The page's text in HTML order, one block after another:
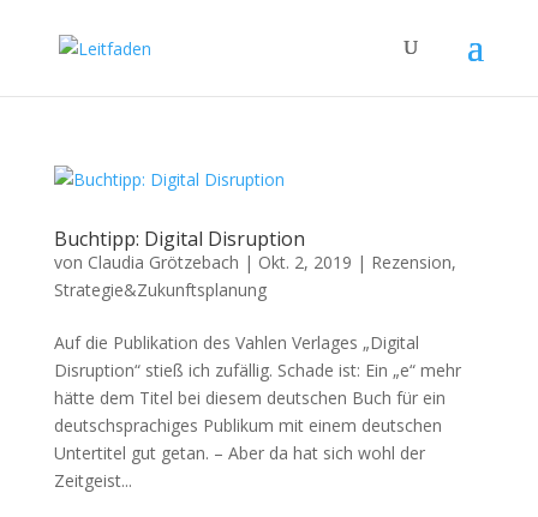
Buchtipp: Digital Disruption
von Claudia Grötzebach | Okt. 2, 2019 | Rezension,
Strategie&Zukunftsplanung
Auf die Publikation des Vahlen Verlages „Digital
Disruption“ stieß ich zufällig. Schade ist: Ein „e“ mehr
hätte dem Titel bei diesem deutschen Buch für ein
deutschsprachiges Publikum mit einem deutschen
Untertitel gut getan. – Aber da hat sich wohl der
Zeitgeist...